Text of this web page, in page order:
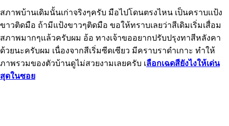
สภาพบ้านเดิมนั้นเก่าจริงๆครับ มือไปโดนตรงไหน เป็นคราบเเป้ง
ขาวติดมือ ถ้ามีแป้งขาวๆติดมือ ขอให้ทราบเลยว่าสีเดิมเริ่มเสื่อม
สภาพมากๆเเล้วครับผม อ้อ ทางเจ้าขออยากปรับปรุงทาสีหลังคา
ด้วยนะครับผม เนื่องจากสีเริ่มซีดเซียว มีคราบราดำเกาะ ทำให้
ภาพรวมของตัวบ้านดูไม่สวยงามเลยครับ เลือกเฉดสียังไงให้เด่น
สุดในซอย